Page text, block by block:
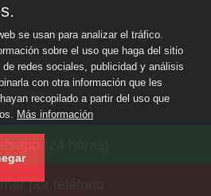
por teléfono
Aviso Legal
Privacidad
Cookies
provincia ·
se usan para analizar el tráfico.
sobre el uso que haga del sitio
redes sociales, publicidad y análisis
con otra información que les
recopilado a partir del uso que
Más información